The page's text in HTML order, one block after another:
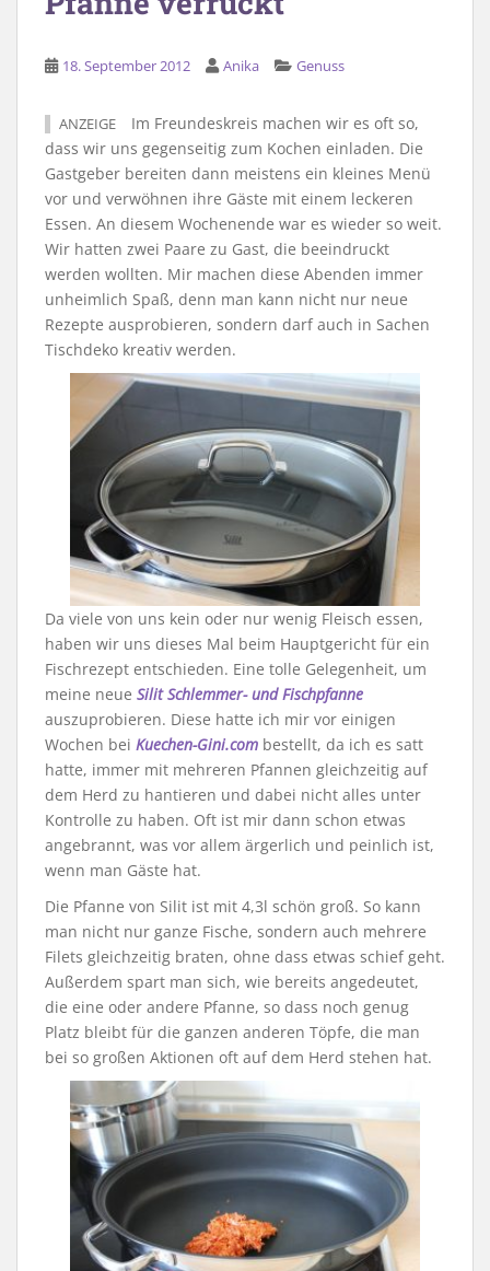
18. September 2012 Anika Genuss
ANZEIGE
Im Freundeskreis machen wir es oft so,
dass wir uns gegenseitig zum Kochen einladen. Die
Gastgeber bereiten dann meistens ein kleines Menü
vor und verwöhnen ihre Gäste mit einem leckeren
Essen. An diesem Wochenende war es wieder so weit.
Wir hatten zwei Paare zu Gast, die beeindruckt
werden wollten. Mir machen diese Abenden immer
unheimlich Spaß, denn man kann nicht nur neue
Rezepte ausprobieren, sondern darf auch in Sachen
Tischdeko kreativ werden.
Da viele von uns kein oder nur wenig Fleisch essen,
haben wir uns dieses Mal beim Hauptgericht für ein
Fischrezept entschieden. Eine tolle Gelegenheit, um
meine neue Silit Schlemmer- und Fischpfanne
auszuprobieren. Diese hatte ich mir vor einigen
Wochen bei Kuechen-Gini.com bestellt, da ich es satt
hatte, immer mit mehreren Pfannen gleichzeitig auf
dem Herd zu hantieren und dabei nicht alles unter
Kontrolle zu haben. Oft ist mir dann schon etwas
angebrannt, was vor allem ärgerlich und peinlich ist,
wenn man Gäste hat.
Die Pfanne von Silit ist mit 4,3l schön groß. So kann
man nicht nur ganze Fische, sondern auch mehrere
Filets gleichzeitig braten, ohne dass etwas schief geht.
Außerdem spart man sich, wie bereits angedeutet,
die eine oder andere Pfanne, so dass noch genug
Platz bleibt für die ganzen anderen Töpfe, die man
bei so großen Aktionen oft auf dem Herd stehen hat.